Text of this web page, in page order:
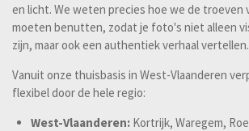
en licht. We weten precies hoe we de troeven
moeten benutten, zodat je foto's niet alleen
zijn, maar ook een authentiek verhaal vertellen.
Vanuit onze thuisbasis in West-Vlaanderen
flexibel door de hele regio:
West-Vlaanderen:Kortrijk, Waregem,